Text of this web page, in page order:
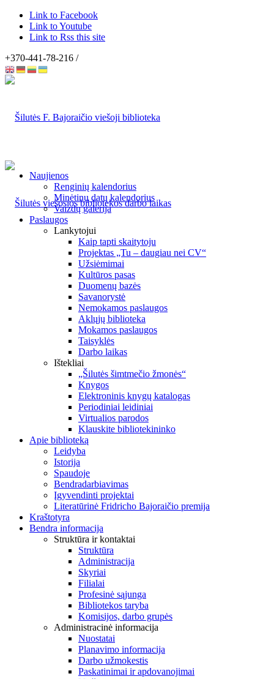
Link to Facebook
Link to Youtube
Link to Rss this site
+370-441-78-216 /
Naujienos
Renginių kalendorius
Minėtinų datų kalendorius
Vaizdų galerija
Paslaugos
Lankytojui
Kaip tapti skaitytoju
Projektas „Tu – daugiau nei CV“
Užsiėmimai
Kultūros pasas
Duomenų bazės
Savanorystė
Nemokamos paslaugos
Aklųjų biblioteka
Mokamos paslaugos
Taisyklės
Darbo laikas
Ištekliai
„Šilutės šimtmečio žmonės“
Knygos
Elektroninis knygų katalogas
Periodiniai leidiniai
Virtualios parodos
Klauskite bibliotekininko
Apie biblioteką
Leidyba
Istorija
Spaudoje
Bendradarbiavimas
Įgyvendinti projektai
Literatūrinė Fridricho Bajoraičio premija
Kraštotyra
Bendra informacija
Struktūra ir kontaktai
Struktūra
Administracija
Skyriai
Filialai
Profesinė sąjunga
Bibliotekos taryba
Komisijos, darbo grupės
Administracinė informacija
Nuostatai
Planavimo informacija
Darbo užmokestis
Paskatinimai ir apdovanojimai